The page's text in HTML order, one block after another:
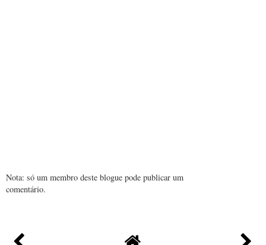
Nota: só um membro deste blogue pode publicar um
comentário.